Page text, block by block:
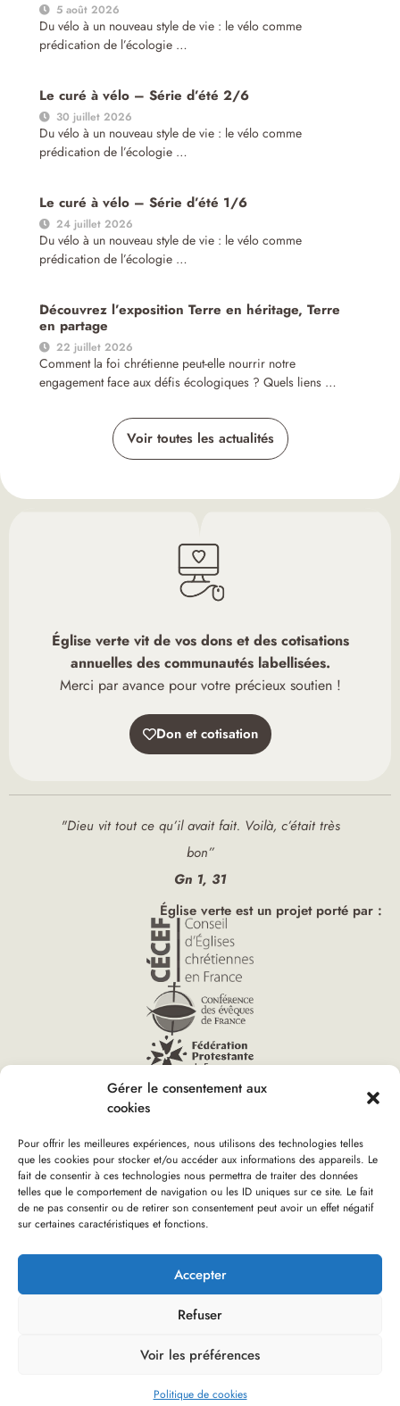
Gérer le consentement aux
cookies
Pour offrir les meilleures expériences, nous utilisons des technologies telles
que les cookies pour stocker et/ou accéder aux informations des appareils. Le
fait de consentir à ces technologies nous permettra de traiter des données
telles que le comportement de navigation ou les ID uniques sur ce site. Le fait
de ne pas consentir ou de retirer son consentement peut avoir un effet négatif
sur certaines caractéristiques et fonctions.
Accepter
Refuser
Voir les préférences
Politique de cookies
5 août 2026
Du vélo à un nouveau style de vie : le vélo comme
prédication de l’écologie …
Le curé à vélo – Série d’été 2/6
30 juillet 2026
Du vélo à un nouveau style de vie : le vélo comme
prédication de l’écologie …
Le curé à vélo – Série d’été 1/6
24 juillet 2026
Du vélo à un nouveau style de vie : le vélo comme
prédication de l’écologie …
Découvrez l’exposition Terre en héritage, Terre
en partage
22 juillet 2026
Comment la foi chrétienne peut-elle nourrir notre
engagement face aux défis écologiques ? Quels liens …
Voir toutes les actualités
Église verte vit de vos dons et des cotisations
annuelles des communautés labellisées.
Merci par avance pour votre précieux soutien !
Don et cotisation
"Dieu vit tout ce qu’il avait fait. Voilà, c’était très
bon”
Gn 1, 31
Église verte est un projet porté par :
Vous êtes ici :
Accueil»Église verte – Label général»Les étapes pour
démarrer
Mentions Légales
Réalisation : olivgraphic.com